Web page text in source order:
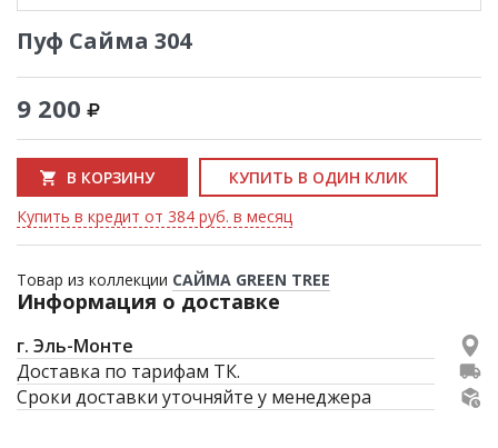
Пуф Сайма 304
9 200
В КОРЗИНУ
КУПИТЬ В ОДИН КЛИК
Купить в кредит от 384 руб. в месяц
Товар из коллекции САЙМА GREEN TREE
Информация о доставке
г. Эль-Монте
Доставка по тарифам ТК.
Сроки доставки уточняйте у менеджера